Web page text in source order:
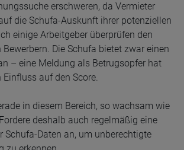
erschweren, da Vermieter
die Schufa-Auskunft ihrer potenziellen
einige Arbeitgeber überprüfen den
Bewerbern. Die Schufa bietet zwar einen
– eine Meldung als Betrugsopfer hat
Einfluss auf den Score.
in diesem Bereich, so wachsam wie
deshalb auch regelmäßig eine
Schufa-Daten an, um unberechtigte